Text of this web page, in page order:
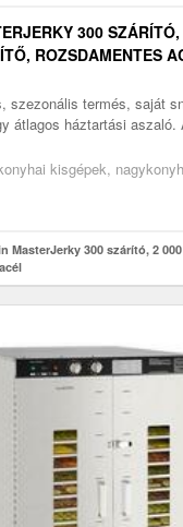
300
ROZSDAMENTES
szezonális termés, saját
átlagos háztartási
kisgépek,
300 szárító, 2 000